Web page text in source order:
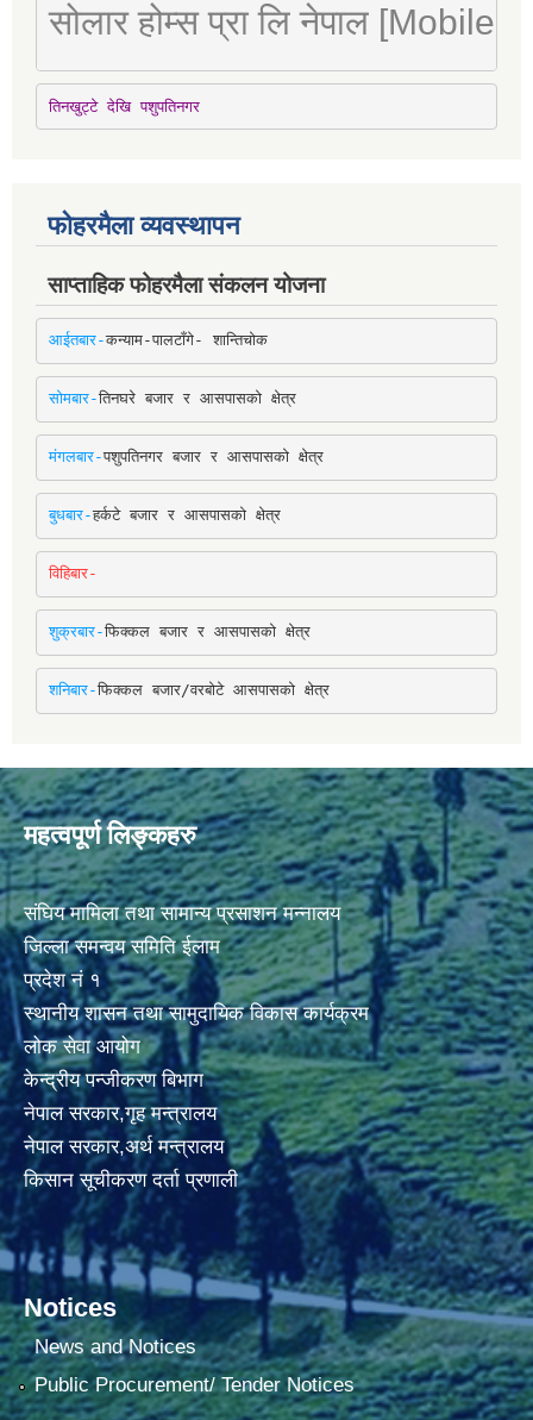
सोलार होम्स प्रा लि नेपाल [Mobile
तिनखुट्टे देखि पशुपतिनगर
फोहरमैला व्यवस्थापन
साप्ताहिक फोहरमैला संकलन योजना
आईतबार-कन्याम-पालटाँगे- शान्तिचोक
सोमबार-तिनघरे बजार र आसपासको क्षेत्र
मंगलबार-पशुपतिनगर बजार र आसपासको क्षेत्र
बुधबार-हर्कटे बजार र आसपासको क्षेत्र
विहिबार-
शुक्रबार-फिक्कल बजार र आसपासको क्षेत्र
शनिबार-फिक्कल बजार/वरबोटे आसपासको क्षेत्र
महत्वपूर्ण लिङ्कहरु
संघिय मामिला तथा सामान्य प्रसाशन मन्नालय
जिल्ला समन्वय समिति ईलाम
प्रदेश नं १
स्थानीय शासन तथा सामुदायिक विकास कार्यक्रम
लोक सेवा आयोग
केन्द्रीय पन्जीकरण बिभाग
नेपाल सरकार,गृह मन्त्रालय
नेपाल सरकार,अर्थ मन्त्रालय
किसान सूचीकरण दर्ता प्रणाली
Notices
News and Notices
Public Procurement/ Tender Notices